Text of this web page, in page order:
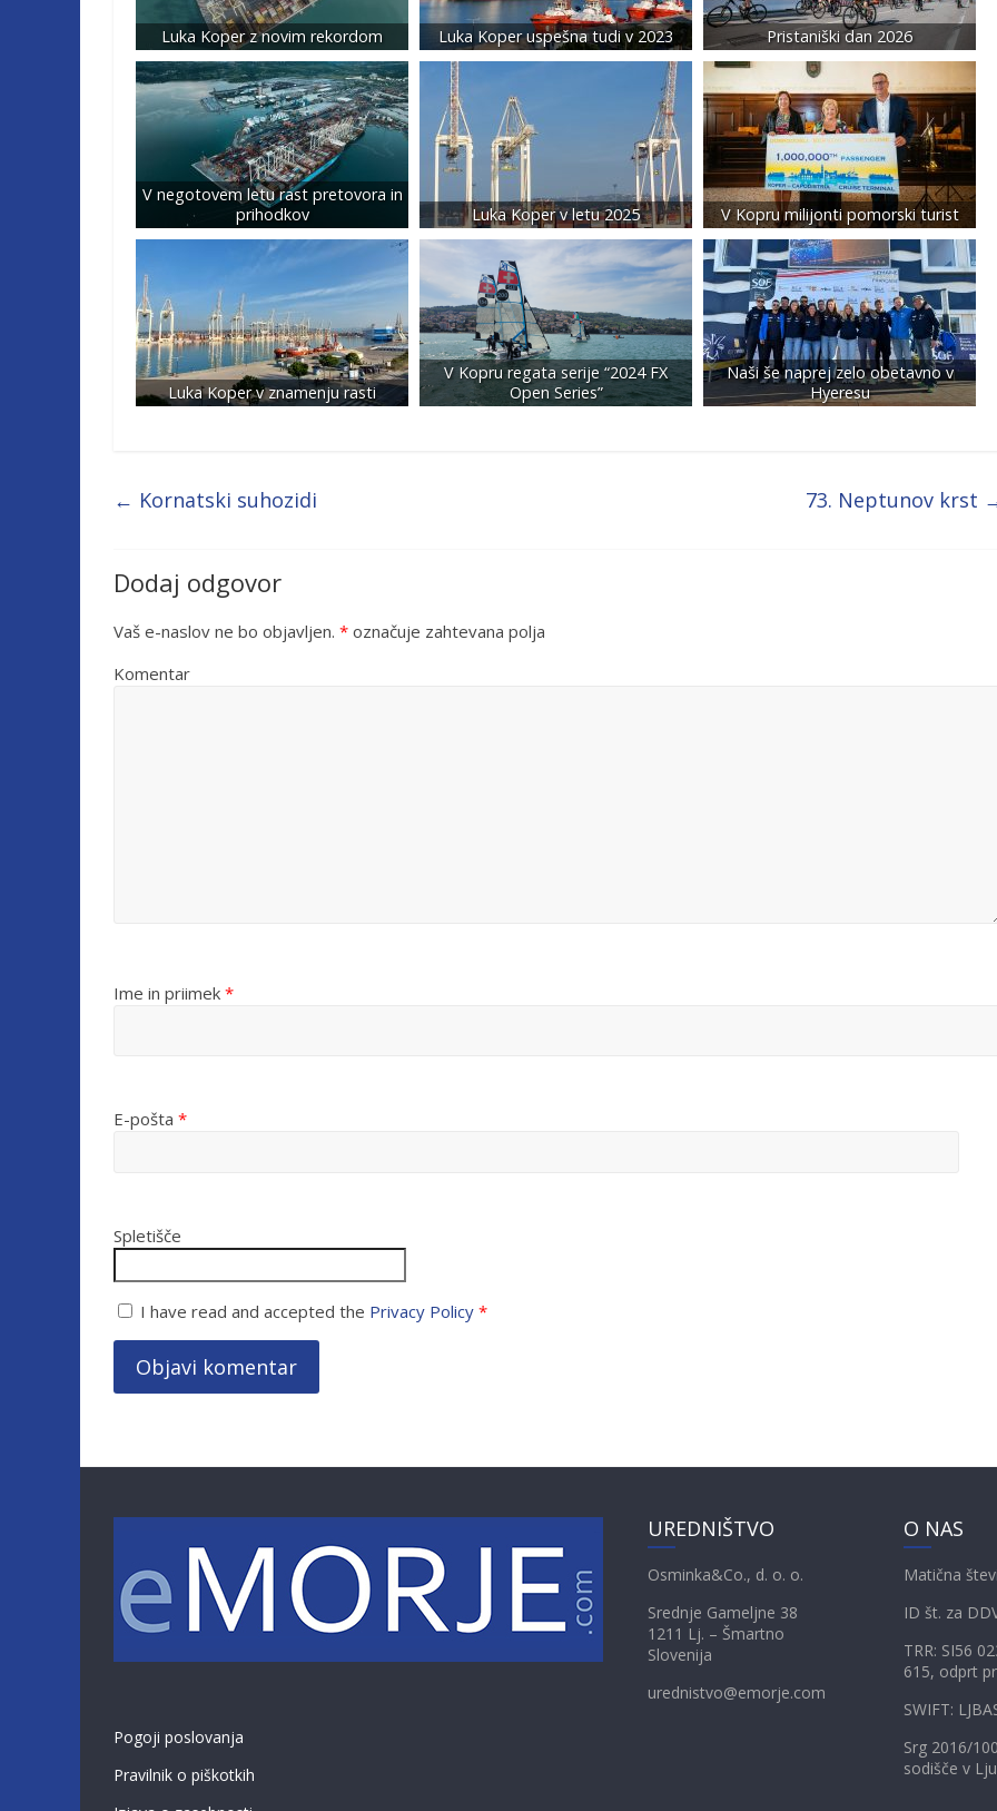
Luka Koper z novim rekordom Luka Koper uspešna tudi v 2023 Pristaniški dan 2026
V negotovem letu rast pretovora in
prihodkov
Luka Koper v letu 2025 V Kopru milijonti pomorski turist
Luka Koper v znamenju rasti
V Kopru regata serije “2024 FX
Open Series”
Naši še naprej zelo obetavno v
Hyeresu
← Kornatski suhozidi 73. Neptunov krst
Dodaj odgovor
Vaš e-naslov ne bo objavljen. * označuje zahtevana polja
Komentar
Ime in priimek *
E-pošta *
Spletišče
I have read and accepted the Privacy Policy *
Pogoji poslovanja
Pravilnik o piškotkih
UREDNIŠTVO
Osminka&Co., d. o. o.
Srednje Gameljne 38
1211 Lj. – Šmartno
Slovenija
urednistvo@emorje.com
O NAS
Matična
ID št. za
TRR: SI56
615, odprt
SWIFT:
Srg 2016/
sodišče v